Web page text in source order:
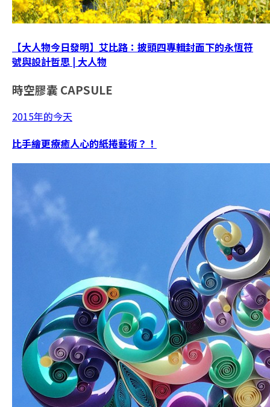
【大人物今日發明】艾比路：披頭四專輯封面下的永恆符
號與設計哲思 | 大人物
時空膠囊 CAPSULE
2015年的今天
比手繪更療癒人心的紙捲藝術？！